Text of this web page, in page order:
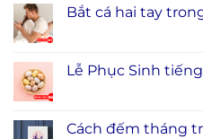
Bắt cá hai tay
Lễ Phục Sinh
Cách đếm tháng